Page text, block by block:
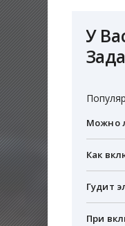
У
Можно
Как
Гудит
При